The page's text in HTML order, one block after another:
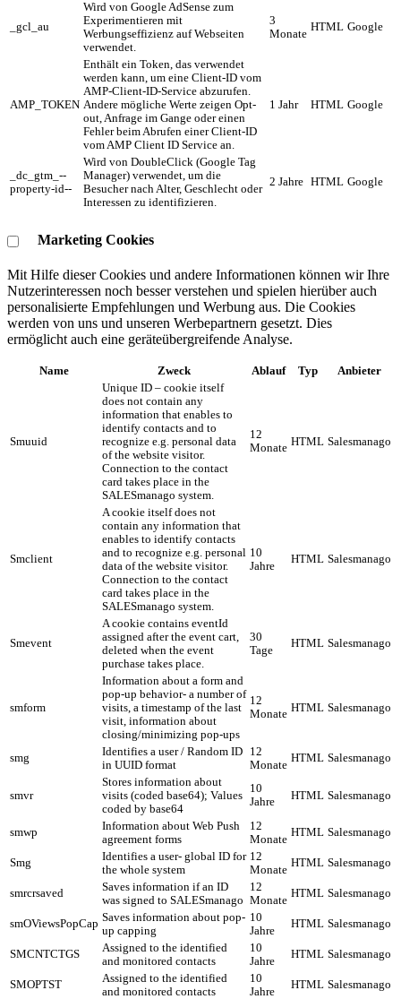
_gcl_au
Wird von Google AdSense zum
Experimentieren mit
Werbungseffizienz auf Webseiten
verwendet.
3
Monate
HTML Google
AMP_TOKEN
Enthält ein Token, das verwendet
werden kann, um eine Client-ID vom
AMP-Client-ID-Service abzurufen.
Andere mögliche Werte zeigen Opt-
out, Anfrage im Gange oder einen
Fehler beim Abrufen einer Client-ID
vom AMP Client ID Service an.
1 Jahr HTML Google
_dc_gtm_--
property-id--
Wird von DoubleClick (Google Tag
Manager) verwendet, um die
Besucher nach Alter, Geschlecht oder
Interessen zu identifizieren.
2 Jahre HTML Google
Marketing Cookies
Mit Hilfe dieser Cookies und andere Informationen können wir Ihre
Nutzerinteressen noch besser verstehen und spielen hierüber auch
personalisierte Empfehlungen und Werbung aus. ​Die Cookies
werden von uns und unseren Werbepartnern gesetzt. Dies
ermöglicht auch eine geräteübergreifende Analyse.
Name Zweck Ablauf Typ Anbieter
Smuuid
Unique ID – cookie itself
does not contain any
information that enables to
identify contacts and to
recognize e.g. personal data
of the website visitor.
Connection to the contact
card takes place in the
SALESmanago system.
12
Monate HTML Salesmanago
Smclient
A cookie itself does not
contain any information that
enables to identify contacts
and to recognize e.g. personal
data of the website visitor.
Connection to the contact
card takes place in the
SALESmanago system.
10
Jahre
HTML Salesmanago
Smevent
A cookie contains eventId
assigned after the event cart,
deleted when the event
purchase takes place.
30
Tage
HTML Salesmanago
smform
Information about a form and
pop-up behavior- a number of
visits, a timestamp of the last
visit, information about
closing/minimizing pop-ups
12
Monate HTML Salesmanago
smg
Identifies a user / Random ID
in UUID format
12
Monate
HTML Salesmanago
smvr
Stores information about
visits (coded base64); Values
coded by base64
10
Jahre
HTML Salesmanago
smwp
Information about Web Push
agreement forms
12
Monate
HTML Salesmanago
Smg
Identifies a user- global ID for
the whole system
12
Monate
HTML Salesmanago
smrcrsaved
Saves information if an ID
was signed to SALESmanago
12
Monate
HTML Salesmanago
smOViewsPopCap Saves information about pop-
up capping
10
Jahre
HTML Salesmanago
SMCNTCTGS
Assigned to the identified
and monitored contacts
10
Jahre
HTML Salesmanago
SMOPTST
Assigned to the identified
and monitored contacts
10
Jahre
HTML Salesmanago